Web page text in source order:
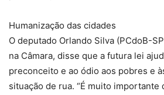
Humanização das cidades
O deputado Orlando Silva (PCdoB-
na Câmara, disse que a futura lei
preconceito e ao ódio aos pobres e
situação de rua. “É muito